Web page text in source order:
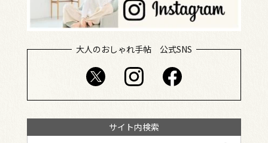
大人のおしゃれ手帖 公式SNS
サイト内検索